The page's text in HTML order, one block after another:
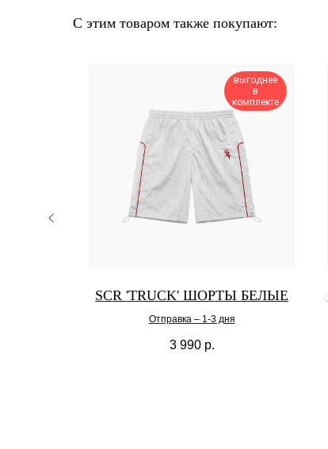
С этим товаром также покупают:
выгоднее
в
комплекте
SCR 'TRUCK' ШОРТЫ БЕЛЫЕ
Отправка – 1-3 дня
3 990 р.